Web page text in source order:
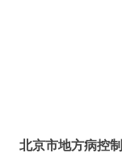
北京市地方病控制